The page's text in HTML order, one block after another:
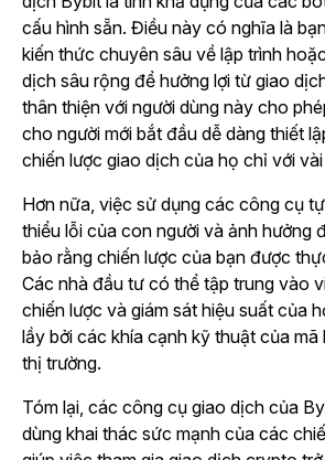
cấu hình sẵn. Điều này có nghĩa là
kiến thức chuyên sâu về lập trình
dịch sâu rộng để hưởng lợi từ giao
thân thiện với người dùng này cho
cho người mới bắt đầu dễ dàng thiết
chiến lược giao dịch của họ chỉ với
Hơn nữa, việc sử dụng các công cụ
thiểu lỗi của con người và ảnh hưởng
bảo rằng chiến lược của bạn được
Các nhà đầu tư có thể tập trung vào
chiến lược và giám sát hiệu suất của
lầy bởi các khía cạnh kỹ thuật của
thị trường.
Tóm lại, các công cụ giao dịch của
dùng khai thác sức mạnh của các